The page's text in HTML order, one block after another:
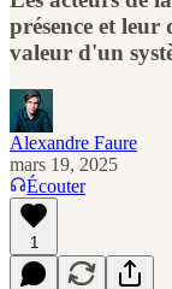
présence et
valeur d'un
Alexandre Faure
mars 19, 2025
Écouter
1